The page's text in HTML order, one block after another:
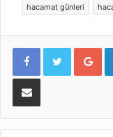
hacamat günleri
E-Posta ile paylaş